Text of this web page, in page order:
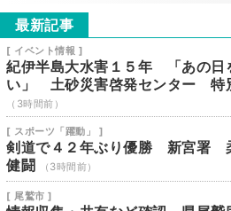
最新記事
[ イベント情報 ]
紀伊半島大水害１５年 「あの日
い」 土砂災害啓発センター 特
（3時間前）
[ スポーツ「躍動」 ]
剣道で４２年ぶり優勝 新宮署
健闘
（3時間前）
[ 尾鷲市 ]